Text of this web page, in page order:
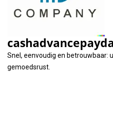
Snel, eenvoudig en betrouwbaar:
gemoedsrust.